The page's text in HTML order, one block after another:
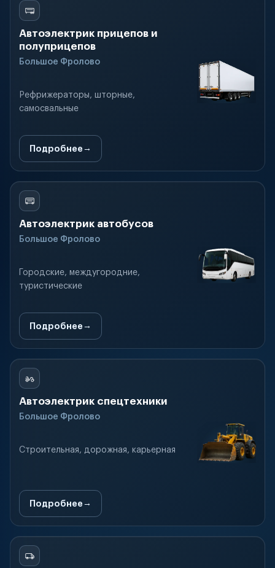
Автоэлектрик прицепов и
полуприцепов
Большое Фролово
Рефрижераторы, шторные,
самосвальные
Подробнее
Автоэлектрик автобусов
Большое Фролово
Городские, междугородние,
туристические
Подробнее
Автоэлектрик спецтехники
Большое Фролово
Строительная, дорожная, карьерная
Подробнее